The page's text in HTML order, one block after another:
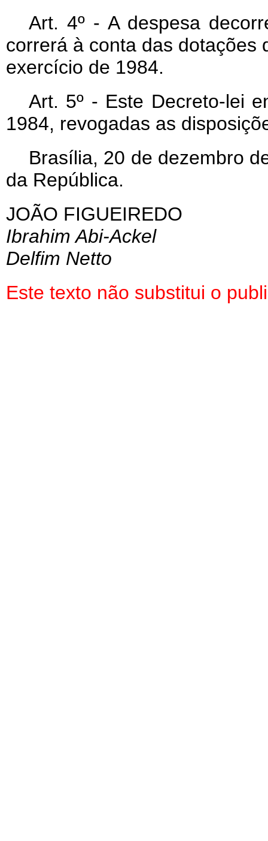
Art. 4º - A despesa
correrá à conta das dotações
exercício de 1984.
Art. 5º - Este Decreto-lei
1984, revogadas as
Brasília, 20 de dezembro
da República.
JOÃO FIGUEIREDO
Ibrahim Abi-Ackel
Delfim Netto
Este texto não substitui o